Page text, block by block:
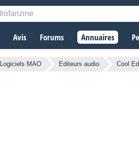
Avis Forums Annuaires
Logiciels MAO Editeurs audio Cool